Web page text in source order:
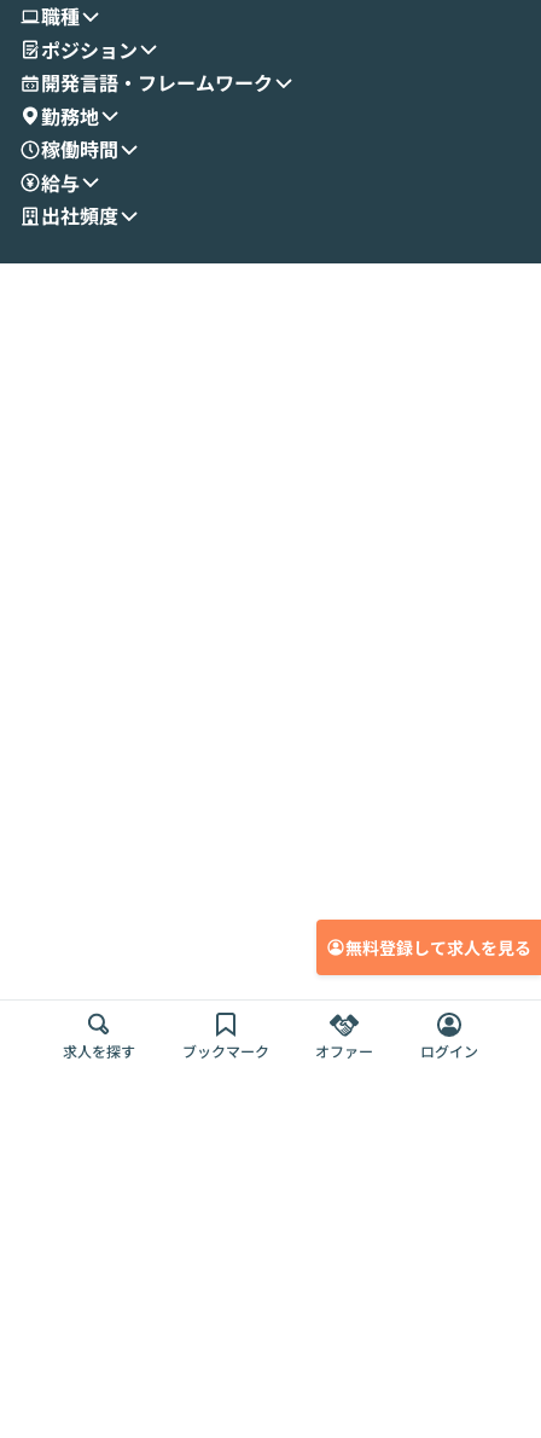
せいただきます。数分でワークフローが完
成する手軽さや、Gmail等の外部サービス
とセキュアに連携できるポイントなど、実
演を通じて具体的なイメージをお届けしま
す。 後半のディスカッションでは、セキュ
リティの考え方や社内導入の進め方など、
現場目線でさらに深掘りしていきます。
「自分の業務をAIで自動化してみたいけ
いう方にこそ参加いただきたいイベントで
職種
ポジション
開発言語・フレームワーク
勤務地
稼働時間
給与
出社頻度
無料登録して求人を見る
求人を探す ブックマーク オファー ログイン